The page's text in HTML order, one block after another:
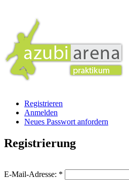
Registrieren
Anmelden
Neues Passwort anfordern
Registrierung
E-Mail-Adresse: *